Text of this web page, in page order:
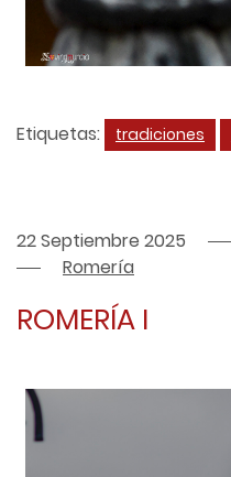
Etiquetas: tradiciones
22 Septiembre 2025
Romería
ROMERÍA I